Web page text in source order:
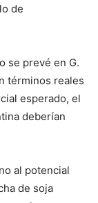
de
se prevé en G.
términos reales
esperado, el
deberían
al potencial
de soja